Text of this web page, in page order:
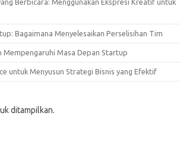
Berbicara: Menggunakan Ekspresi Kreatif untuk
Bagaimana Menyelesaikan Perselisihan Tim
Mempengaruhi Masa Depan Startup
untuk Menyusun Strategi Bisnis yang Efektif
ditampilkan.